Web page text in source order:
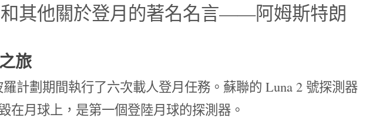
和其他關於登月的著名名言——阿姆斯特朗
旅
計劃期間執行了六次載人登月任務。蘇聯的 Luna 2 號探測器
在月球上，是第一個登陸月球的探測器。